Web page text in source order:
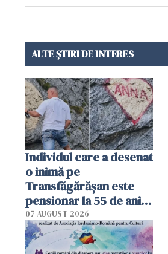
ALTE ȘTIRI DE INTERES
Individul care a desenat
o inimă pe
Transfăgărășan este
pensionar la 55 de ani.
Poliția l-a identificat
07 AUGUST 2026